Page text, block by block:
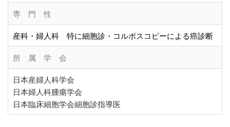
専 門 性
産科・婦人科 特に細胞診・コルポスコピーによる癌診断
所 属 学 会
日本産婦人科学会
日本婦人科腫瘍学会
日本臨床細胞学会細胞診指導医